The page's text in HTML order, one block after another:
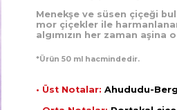
Menekşe ve süsen çiçeği
mor çiçekler ile
algımızın her zaman aşina
*Ürün 50 ml hacmindedir.
• Üst Notalar: Ahududu-